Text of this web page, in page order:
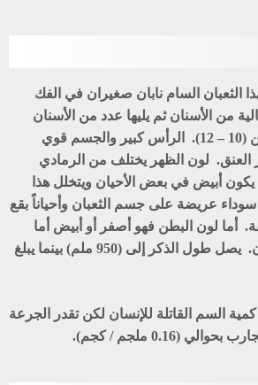
الثعبان السام نابان صغيران في الفك
من الأسنان ثم يليها عدد من الأسنان
القرنية يتراوح عددها من (10 – 12). الرأس كبير والجسم قوي
لون الظهر يختلف من الرمادي
يكون أبيض في بعض الأحيان ويتخلل هذا
(50) حلقة سوداء عريضة على جسم الثعبان وأحياناً بقع
أما لون البطن فهو أصفر أو أبيض أما
الرأس فهو زيتوني اللون. يصل طول الذكر إلى (950 ملم) بينما يبلغ
السم القاتلة للإنسان لكن تقدر الجرعة
(0.16 ملجم / كجم).